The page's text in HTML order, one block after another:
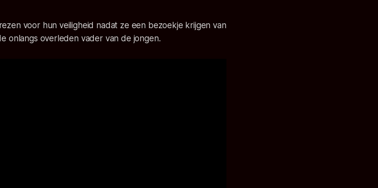
voor hun veiligheid nadat ze een bezoekje krijgen van
onlangs overleden vader van de jongen.